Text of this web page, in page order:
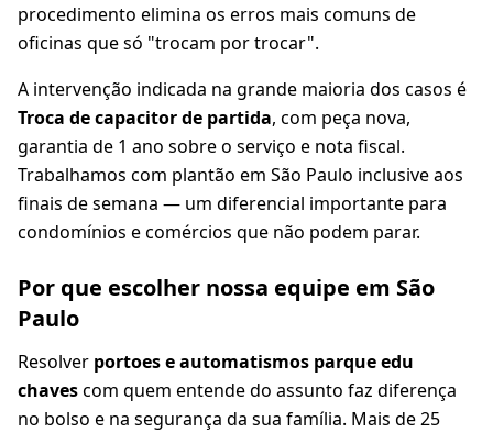
procedimento elimina os erros mais comuns de
oficinas que só "trocam por trocar".
A intervenção indicada na grande maioria dos casos é
Troca de capacitor de partida, com peça nova,
garantia de 1 ano sobre o serviço e nota fiscal.
Trabalhamos com plantão em São Paulo inclusive aos
finais de semana — um diferencial importante para
condomínios e comércios que não podem parar.
Por que escolher nossa equipe em São
Paulo
Resolver portoes e automatismos parque edu
chavescom quem entende do assunto faz diferença
no bolso e na segurança da sua família. Mais de 25